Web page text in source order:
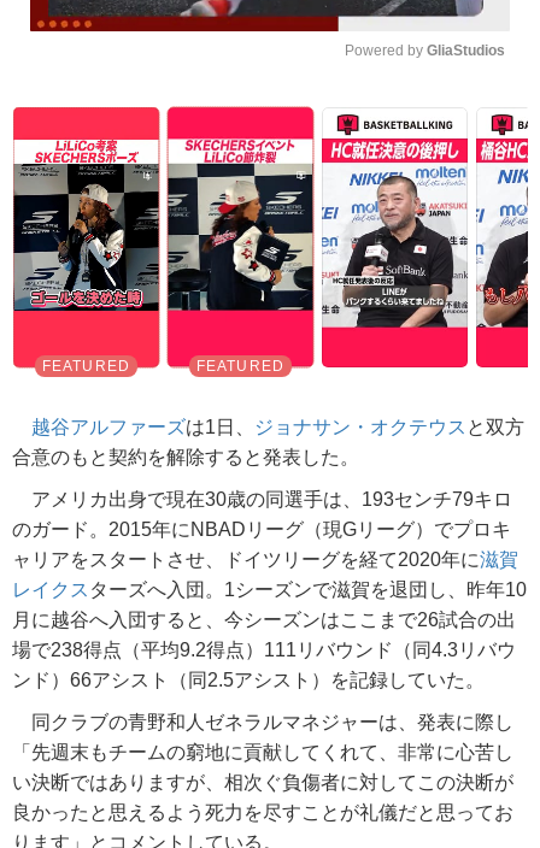
Powered by GliaStudios
越谷アルファーズは1日、 ジョナサン・オクテウス と双方
合意のもと契約を解除すると発表した。
アメリカ出身で現在30歳の同選手は、193センチ79キロ
のガード。2015年にNBADリーグ（現Gリーグ）でプロキ
ャリアをスタートさせ、ドイツリーグを経て2020年に滋賀
レイクス ターズへ入団。1シーズンで滋賀を退団し、昨年10
月に越谷へ入団すると、今シーズンはここまで26試合の出
場で238得点（平均9.2得点）111リバウンド（同4.3リバウ
ンド）66アシスト（同2.5アシスト）を記録していた。
同クラブの青野和人ゼネラルマネジャーは、発表に際し
「先週末もチームの窮地に貢献してくれて、非常に心苦し
い決断ではありますが、相次ぐ負傷者に対してこの決断が
良かったと思えるよう死力を尽すことが礼儀だと思ってお
ります」とコメントしている。